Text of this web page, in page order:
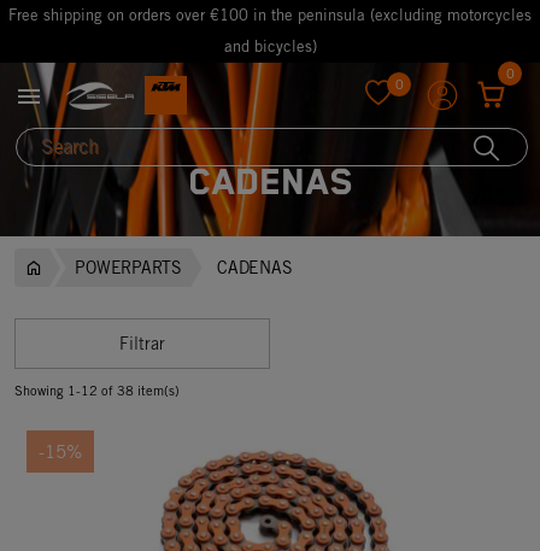
Free shipping on orders over €100 in the peninsula (excluding motorcycles
and bicycles)
 0
0
CADENAS
POWERPARTS CADENAS
Filtrar
Showing 1-12 of 38 item(s)
-15%